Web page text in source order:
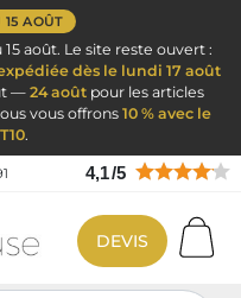
15 AOÛT
août. Le site reste ouvert :
dès le lundi 17 août
— 24 aoûtpour les articles
vous offrons 10 % avec le
.
4,1/5
DEVIS
Veste de cuisine